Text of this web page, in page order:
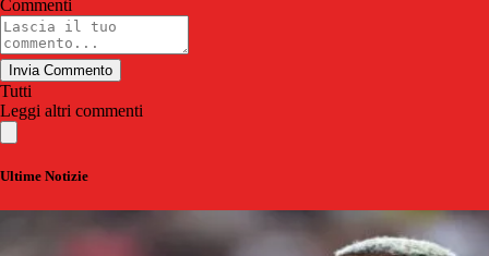
Commenti
Invia Commento
Tutti
Leggi altri commenti
Ultime Notizie